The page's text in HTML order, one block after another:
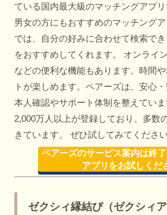
ている国内最大級のマッチングアプ
男女の方にもおすすめのマッチング
では、自分の好みに合わせて検索で
をおすすめしてくれます。 オンライ
などの便利な機能もあります。時間
トが楽しめます。ペアーズは、安心
本人確認やサポート体制を整えていま
2,000万人以上が登録しており、多数
きています。 ぜひ試してみてくださ
ペアーズのサービス案内は終
アプリをお試しくだ
ゼクシィ縁結び（ゼクシィア